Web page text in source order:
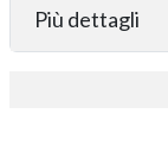
Più dettagli